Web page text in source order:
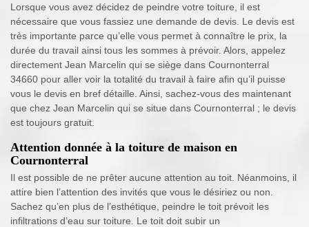
Lorsque vous avez décidez de peindre votre toiture, il est
nécessaire que vous fassiez une demande de devis. Le devis est
très importante parce qu’elle vous permet à connaître le prix, la
durée du travail ainsi tous les sommes à prévoir. Alors, appelez
directement Jean Marcelin qui se siège dans Cournonterral
34660 pour aller voir la totalité du travail à faire afin qu’il puisse
vous le devis en bref détaille. Ainsi, sachez-vous des maintenant
que chez Jean Marcelin qui se situe dans Cournonterral ; le devis
est toujours gratuit.
Attention donnée à la toiture de maison en
Cournonterral
Il est possible de ne prêter aucune attention au toit. Néanmoins, il
attire bien l’attention des invités que vous le désiriez ou non.
Sachez qu’en plus de l’esthétique, peindre le toit prévoit les
infiltrations d’eau sur toiture. Le toit doit subir un